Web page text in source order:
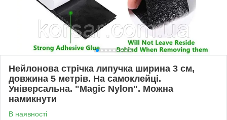
Нейлонова стрічка липучка ширина 3 см,
довжина 5 метрів. На самоклейці.
Універсальна. "Magic Nylon". Можна
намикнути
В наявності